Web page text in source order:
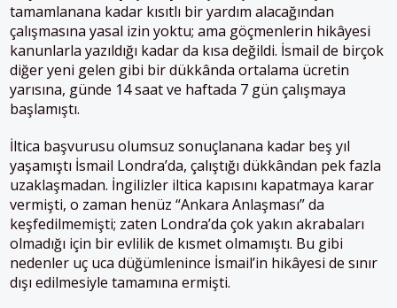
tamamlanana kadar kısıtlı bir yardım alacağından
çalışmasına yasal izin yoktu; ama göçmenlerin hikâyesi
kanunlarla yazıldığı kadar da kısa değildi. İsmail de birçok
diğer yeni gelen gibi bir dükkânda ortalama ücretin
yarısına, günde 14 saat ve haftada 7 gün çalışmaya
başlamıştı.
İltica başvurusu olumsuz sonuçlanana kadar beş yıl
yaşamıştı İsmail Londra’da, çalıştığı dükkândan pek fazla
uzaklaşmadan. İngilizler iltica kapısını kapatmaya karar
vermişti, o zaman henüz “Ankara Anlaşması” da
keşfedilmemişti; zaten Londra’da çok yakın akrabaları
olmadığı için bir evlilik de kısmet olmamıştı. Bu gibi
nedenler uç uca düğümlenince İsmail’in hikâyesi de sınır
dışı edilmesiyle tamamına ermişti.